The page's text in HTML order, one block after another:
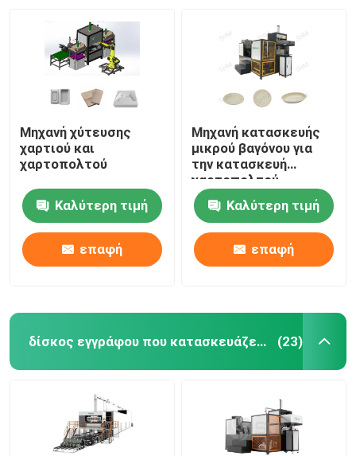
Μηχανή χύτευσης
χαρτιού και
χαρτοπολτού
Καλύτερη τιμή
επαφή
Μηχανή κατασκευής
μικρού βαγόνου για
την κατασκευή
χαρτοπολτού
Καλύτερη τιμή
επαφή
δίσκος εγγράφου που κατασκευάζει τη μηχανή (23)